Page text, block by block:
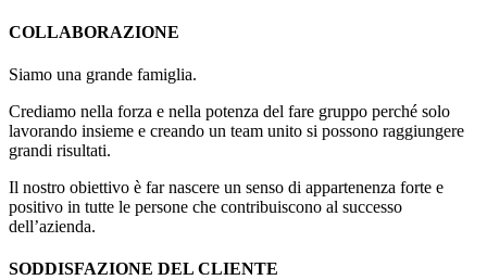
COLLABORAZIONE
Siamo una grande famiglia.
Crediamo nella forza e nella potenza del fare gruppo perché solo
lavorando insieme e creando un team unito si possono raggiungere
grandi risultati.
Il nostro obiettivo è far nascere un senso di appartenenza forte e
positivo in tutte le persone che contribuiscono al successo
dell’azienda.
SODDISFAZIONE DEL CLIENTE